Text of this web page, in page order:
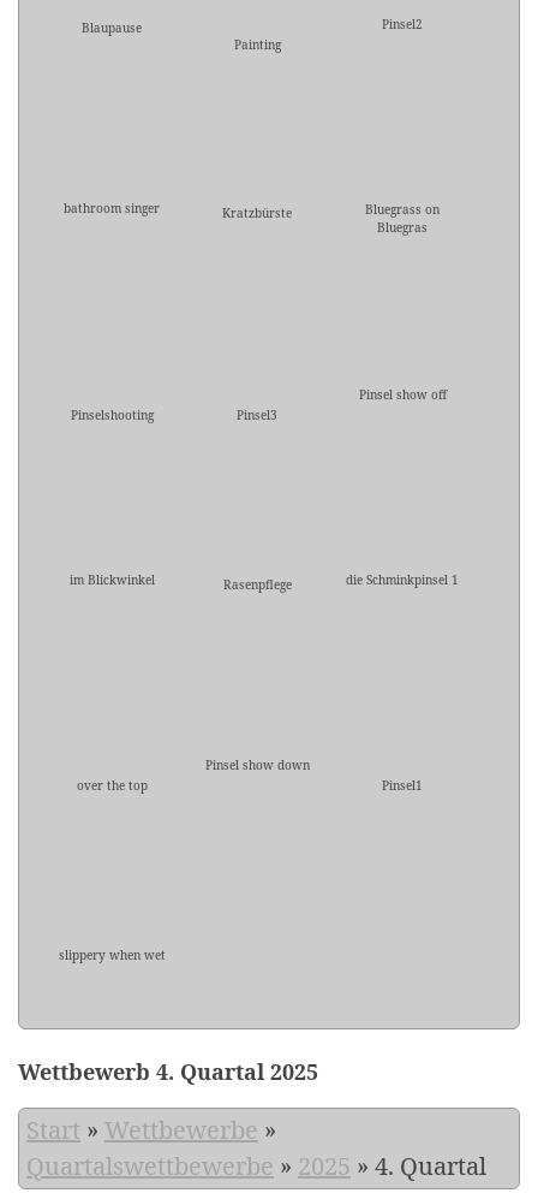
Blaupause
Painting
Pinsel2
bathroom singer Kratzbürste
Bluegrass on
Bluegras
Pinselshooting Pinsel3
Pinsel show off
im Blickwinkel Rasenpflege die Schminkpinsel 1
over the top
Pinsel show down
Pinsel1
slippery when wet
Wettbewerb 4. Quartal 2025
Start » Wettbewerbe »
Quartalswettbewerbe » 2025 » 4. Quartal